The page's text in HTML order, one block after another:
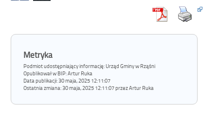
Metryka
Podmiot udostępniający informację: Urząd Gminy w Rząśni
Opublikował w BIP:Artur Ruka
Data publikacji:30 maja, 2025 12:11:07
Ostatnia zmiana:30 maja, 2025 12:11:07 przez Artur Ruka